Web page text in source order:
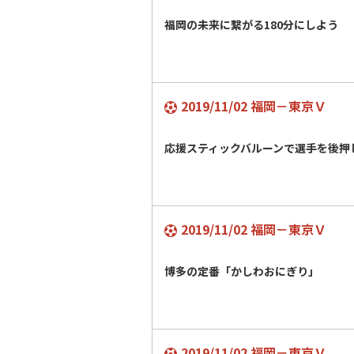
福岡の未来に繋がる180分にしよう
2019/11/02 福岡－東京Ｖ
応援スティックバルーンで選手を後
2019/11/02 福岡－東京Ｖ
博多の定番「かしわおにぎり」